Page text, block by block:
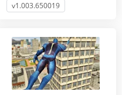
v1.003.650019